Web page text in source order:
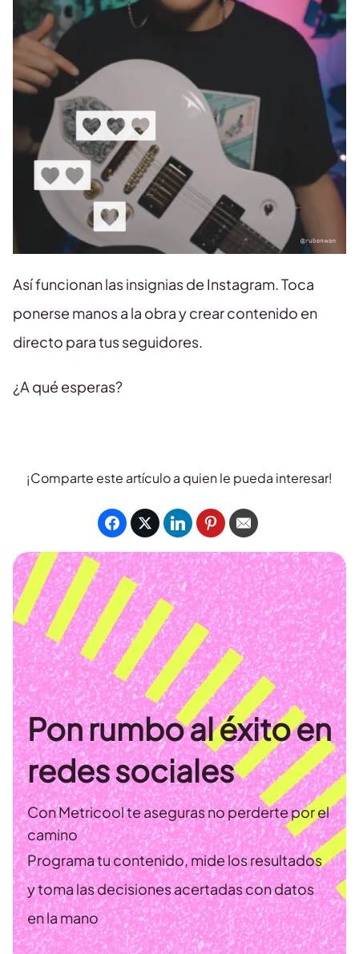
Así funcionan las insignias de Instagram. Toca
ponerse manos a la obra y crear contenido en
directo para tus seguidores.
¿A qué esperas?
¡Comparte este artículo a quien le pueda interesar!
Pon rumbo al éxito en
redes sociales
Con Metricool te aseguras no perderte por el
camino
Programa tu contenido, mide los resultados
y toma las decisiones acertadas con datos
en la mano